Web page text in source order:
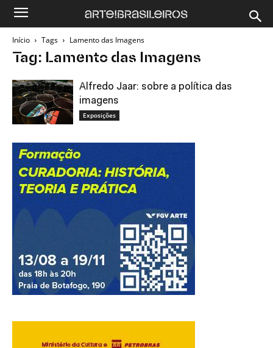
Início Tags Lamento das Imagens
Tag: Lamento das Imagens
Alfredo Jaar: sobre a política das
imagens
Exposições